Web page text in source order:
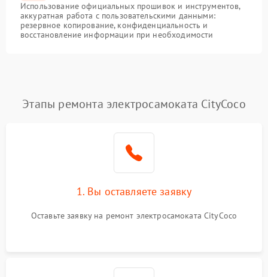
Использование официальных прошивок и инструментов,
аккуратная работа с пользовательскими данными:
резервное копирование, конфиденциальность и
восстановление информации при необходимости
Этапы ремонта электросамоката CityCoco
1. Вы оставляете заявку
Оставьте заявку на ремонт электросамоката CityCoco